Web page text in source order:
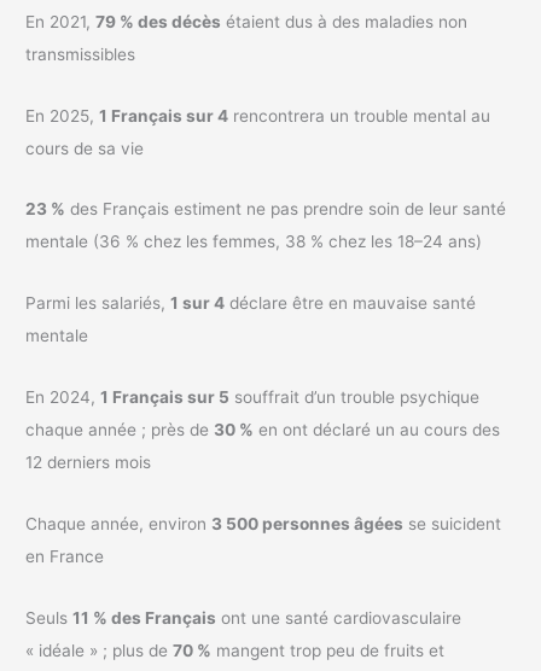
En 2021,79 % des décès étaient dus à des maladies non
transmissibles
En 2025,1 Français sur 4 rencontrera un trouble mental au
cours de sa vie
23 % des Français estiment ne pas prendre soin de leur santé
mentale (36 % chez les femmes, 38 % chez les 18–24 ans)
Parmi les salariés,1 sur 4 déclare être en mauvaise santé
mentale
En 2024,1 Français sur 5 souffrait d’un trouble psychique
chaque année ; près de 30 % en ont déclaré un au cours des
12 derniers mois
Chaque année, environ 3 500 personnes âgées se suicident
en France
Seuls11 % des Français ont une santé cardiovasculaire
« idéale » ; plus de70 % mangent trop peu de fruits et